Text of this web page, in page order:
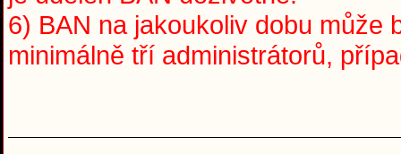
6) BAN na jakoukoliv dobu může
minimálně tří administrátorů,